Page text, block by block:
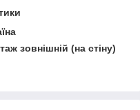
зовнішній (на стіну)